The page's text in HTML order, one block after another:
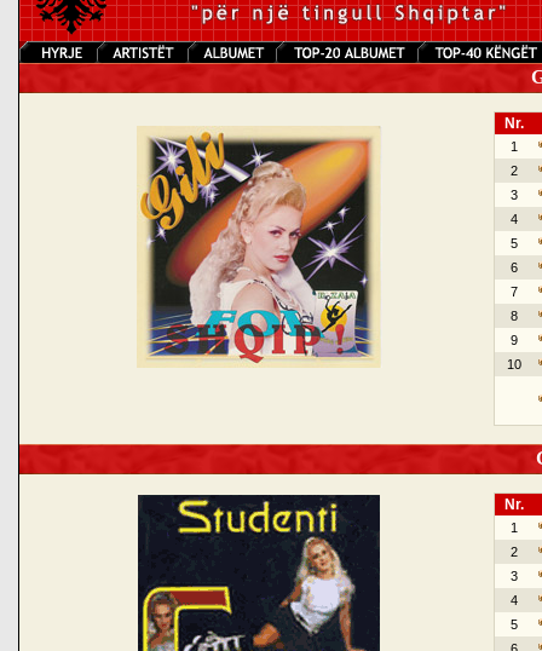
Nr.
1
2
3
4
5
6
7
8
9
10
Nr.
1
2
3
4
5